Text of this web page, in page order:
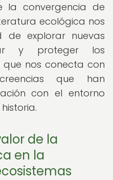
la convergencia de
ecológica nos
de explorar nuevas
y proteger los
que nos conecta con
que han
con el entorno
de la
en la